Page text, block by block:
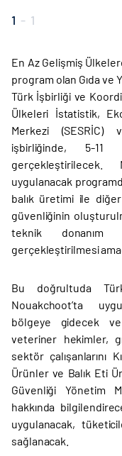
1 - 1
En Az Gelişmiş
program olan Gıda ve
Türk İşbirliği ve
Ülkeleri İstatistik,
Merkezi (SESRİC)
işbirliğinde, 5-11
gerçekleştirilecek.
uygulanacak
balık üretimi ile diğer
güvenliğinin
teknik donanım
gerçekleştirilmesi
Bu doğrultuda
Nouakchoot’ta
bölgeye gidecek
veteriner hekimler,
sektör çalışanlarını
Ürünler ve Balık Eti
Güvenliği Yönetim
hakkında
uygulanacak,
sağlanacak.